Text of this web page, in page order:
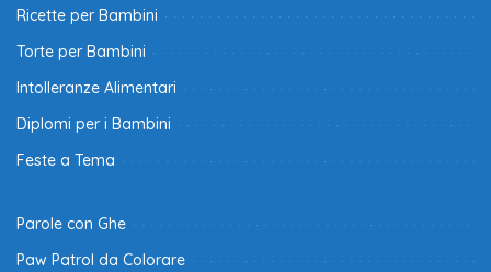
Ricette per Bambini
Torte per Bambini
Intolleranze Alimentari
Diplomi per i Bambini
Feste a Tema
Parole con Ghe
Paw Patrol da Colorare